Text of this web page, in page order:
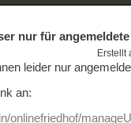
nur für
Erstellt
leider nur
an:
onlinefriedhof/